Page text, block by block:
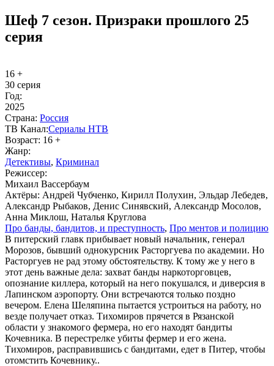
Шеф 7 сезон. Призраки прошлого 25
серия
16 +
30 серия
Год:
2025
Стра­на: Рос­сия
ТВ Ка­нал:Се­риа­лы НТВ
Воз­раст: 16 +
Жанр:
Де­тек­ти­вы, Кри­ми­нал
Ре­жис­сер:
Михаил Вассербаум
Ак­тё­ры: Андрей Чубченко, Кирилл Полухин, Эльдар Лебедев,
Александр Рыбаков, Денис Синявский, Александр Мосолов,
Анна Миклош, Наталья Круглова
Про бан­ды, бан­ди­тов, и пре­ступ­ность, Про мен­тов и по­ли­цию
В питерский главк прибывает новый начальник, генерал
Морозов, бывший однокурсник Расторгуева по академии. Но
Расторгуев не рад этому обстоятельству. К тому же у него в
этот день важные дела: захват банды наркоторговцев,
опознание киллера, который на него покушался, и диверсия в
Лапинском аэропорту. Они встречаются только поздно
вечером. Елена Шеляпина пытается устроиться на работу, но
везде получает отказ. Тихомиров прячется в Рязанской
области у знакомого фермера, но его находят бандиты
Кочевника. В перестрелке убиты фермер и его жена.
Тихомиров, расправившись с бандитами, едет в Питер, чтобы
отомстить Кочевнику..